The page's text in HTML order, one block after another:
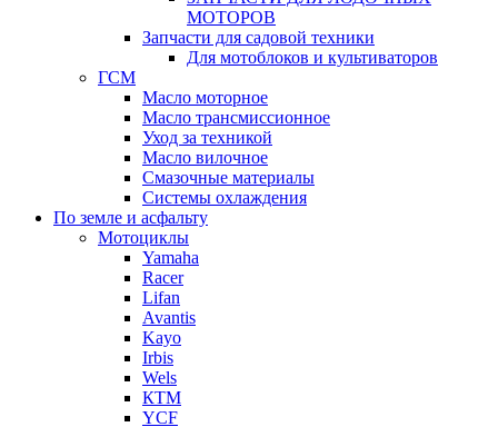
МОТОРОВ
Запчасти для садовой техники
Для мотоблоков и культиваторов
ГСМ
Масло моторное
Масло трансмиссионное
Уход за техникой
Масло вилочное
Смазочные материалы
Системы охлаждения
По земле и асфальту
Мотоциклы
Yamaha
Racer
Lifan
Avantis
Kayo
Irbis
Wels
КТМ
YCF